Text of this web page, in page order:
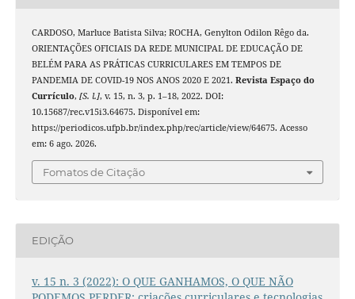
CARDOSO, Marluce Batista Silva; ROCHA, Genylton Odilon Rêgo da.
ORIENTAÇÕES OFICIAIS DA REDE MUNICIPAL DE EDUCAÇÃO DE
BELÉM PARA AS PRÁTICAS CURRICULARES EM TEMPOS DE
PANDEMIA DE COVID-19 NOS ANOS 2020 E 2021. Revista Espaço do
Currículo, [S. l.], v. 15, n. 3, p. 1–18, 2022. DOI:
10.15687/rec.v15i3.64675. Disponível em:
https://periodicos.ufpb.br/index.php/rec/article/view/64675. Acesso
em: 6 ago. 2026.
Fomatos de Citação
EDIÇÃO
v. 15 n. 3 (2022): O QUE GANHAMOS, O QUE NÃO